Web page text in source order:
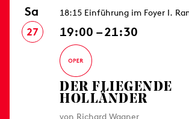
Sa
27
18:15 Einführung im Foyer I.
19:00 – 21:30
DER FLIEGENDE
HOLLÄNDER
von Richard Wagner